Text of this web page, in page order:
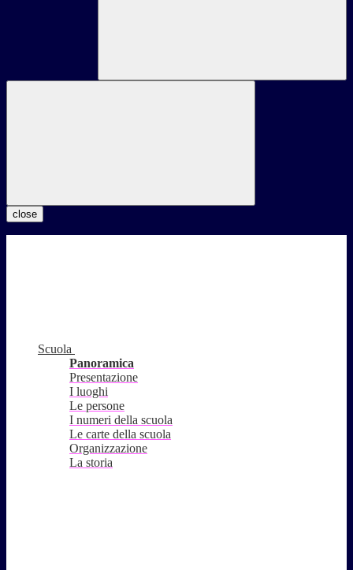
close
Scuola
Panoramica
Presentazione
I luoghi
Le persone
I numeri della scuola
Le carte della scuola
Organizzazione
La storia